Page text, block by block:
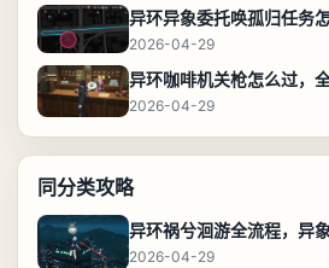
2026-04-29
异环咖啡机关枪怎么过，
2026-04-29
同分类攻略
异环祸兮洄游全流程，异
2026-04-29